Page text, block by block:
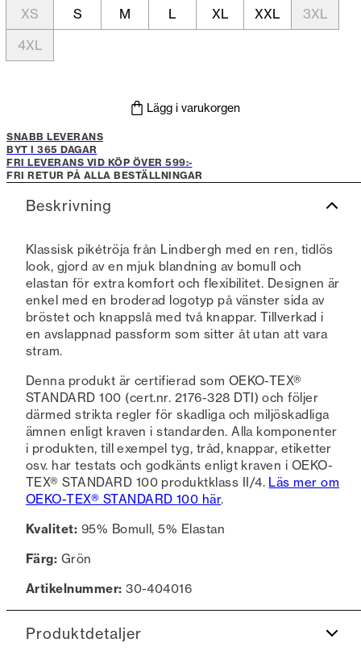
XS S M L XL XXL
3XL
4XL
Lägg i varukorgen
SNABB LEVERANS
BYT I 365 DAGAR
FRI LEVERANS VID KÖP ÖVER 599:-
FRI RETUR PÅ ALLA BESTÄLLNINGAR
Beskrivning
Klassisk pikétröja från Lindbergh med en ren, tidlös
look, gjord av en mjuk blandning av bomull och
elastan för extra komfort och flexibilitet. Designen är
enkel med en broderad logotyp på vänster sida av
bröstet och knappslå med två knappar. Tillverkad i
en avslappnad passform som sitter åt utan att vara
stram.
Denna produkt är certifierad som OEKO-TEX®
STANDARD 100 (cert.nr. 2176-328 DTI) och följer
därmed strikta regler för skadliga och miljöskadliga
ämnen enligt kraven i standarden. Alla komponenter
i produkten, till exempel tyg, tråd, knappar, etiketter
osv. har testats och godkänts enligt kraven i OEKO-
TEX® STANDARD 100 produktklass II/4. Läs mer om
OEKO-TEX® STANDARD 100 här.
Kvalitet: 95% Bomull, 5% Elastan
Färg: Grön
Artikelnummer: 30-404016
Produktdetaljer